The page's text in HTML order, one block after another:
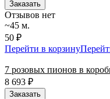
Заказать
Отзывов нет
~45 м.
50 ₽
Перейти в корзину
7 розовых пионов в
8 693 ₽
Заказать